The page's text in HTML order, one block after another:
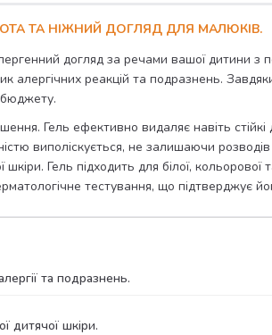
ТА НІЖНИЙ ДОГЛЯД ДЛЯ МАЛЮКІВ.
догляд за речами вашої дитини
алергічних реакцій та подразнень.
бюджету.
Гель ефективно видаляє навіть
виполіскується, не залишаючи
Гель підходить для білої, кольорової
тестування, що підтверджує
та подразнень.
дитячої шкіри.